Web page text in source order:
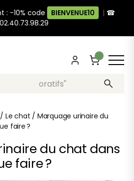
: -10% code BIENVENUE10 | ☎
02.40.73.98.29
"pots décoratifs"
Le chat / Marquage urinaire du
faire ?
du chat dans
faire ?